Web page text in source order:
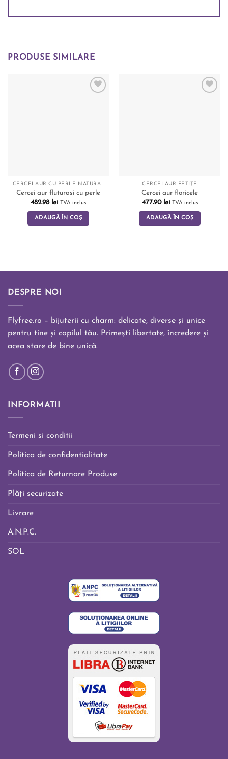
PRODUSE SIMILARE
CERCEI AUR CU PERLE NATURALE
Cercei aur fluturasi cu perle
482.98 lei TVA inclus
ADAUGĂ ÎN COȘ
CERCEI AUR FETIȚE
Cercei aur floricele
477.90 lei TVA inclus
ADAUGĂ ÎN COȘ
DESPRE NOI
Flyfree.ro – bijuterii cu charm: delicate, diverse și unice
pentru tine și copilul tău. Primești libertate, încredere și
acea stare de bine unică.
INFORMATII
Termeni si conditii
Politica de confidentialitate
Politica de Returnare Produse
Plăți securizate
Livrare
A.N.P.C.
SOL